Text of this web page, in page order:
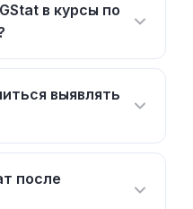
в курсы по
выявлять
после